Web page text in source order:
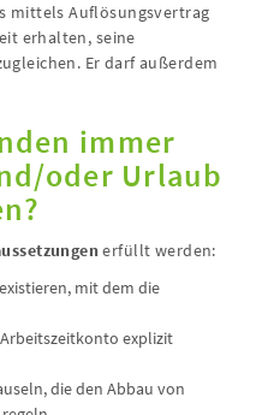
mittels Auflösungsvertrag
erhalten, seine
Er darf außerdem
immer
oder Urlaub
erfüllt werden:
mit dem die
explizit
die den Abbau von